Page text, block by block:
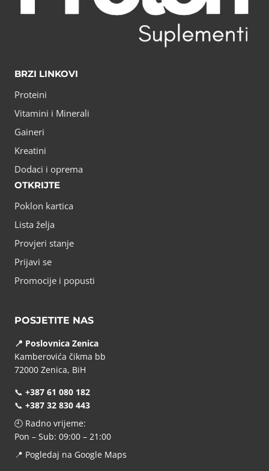
BRZI LINKOVI
Proteini
Vitamini i Minerali
Gaineri
Kreatini
Dodaci i oprema
OTKRIJTE
Poklon kartica
Lista želja
Provjeri stanje
Prijavi se
Promocije i popusti
POSJETITE NAS
📍 Poslovnica Zenica
Kamberovića čikma bb
72000 Zenica, BiH
📞 +387 61 080 182
📞 +387 32 830 443
🕘 Radno vrijeme:
Pon – Sub: 09:00 – 21:00
📍 Pogledaj na Google Maps